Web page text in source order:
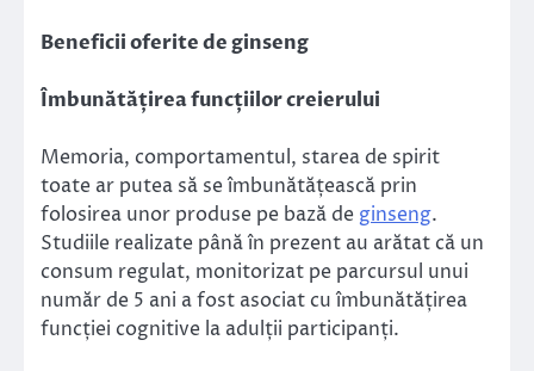
Beneficii oferite de ginseng
Îmbunătățirea funcțiilor creierului
Memoria, comportamentul, starea de spirit
toate ar putea să se îmbunătățească prin
folosirea unor produse pe bază de ginseng.
Studiile realizate până în prezent au arătat că un
consum regulat, monitorizat pe parcursul unui
număr de 5 ani a fost asociat cu îmbunătățirea
funcției cognitive la adulții participanți.